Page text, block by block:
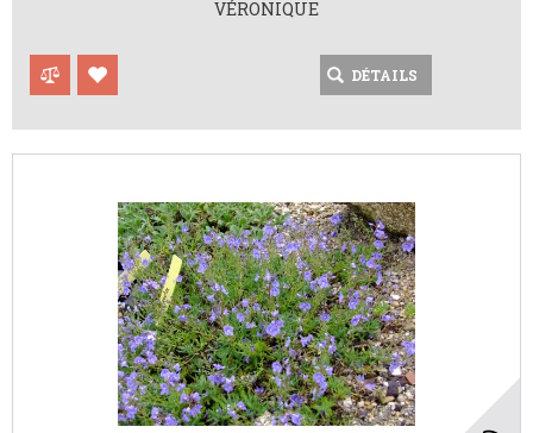
VÉRONIQUE
DÉTAILS